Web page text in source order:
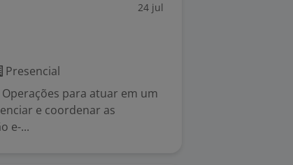
24 jul
Presencial
para atuar em um
e coordenar as
e-...